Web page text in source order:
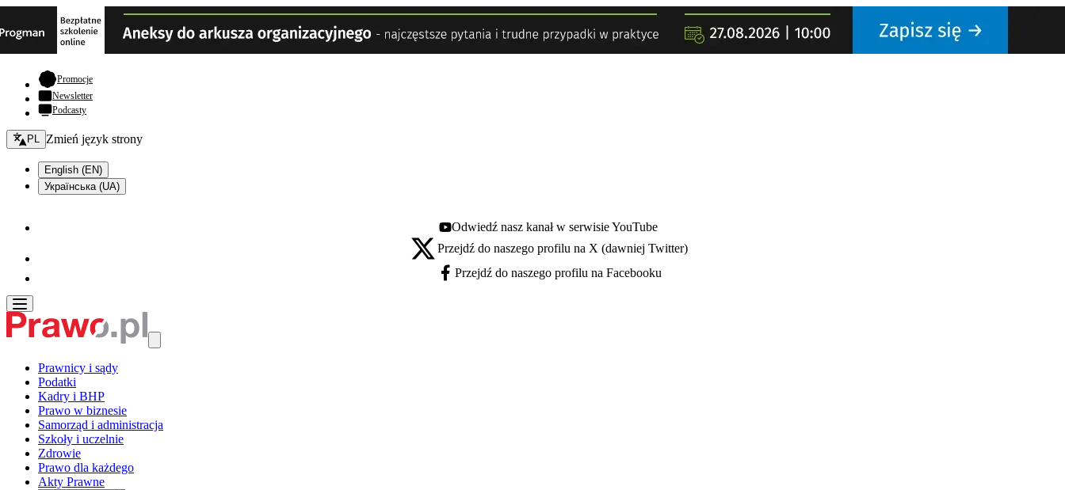
Promocje- otwiera się w nowej karcie
Newsletter
Podcasty
Zmień język - bieżący:
PL Zmień język strony
English (EN)
Українська (UA)
Youtube - otwiera się w nowej karcie
Odwiedź nasz kanał w serwisie YouTube
X - otwiera się w nowej karcie
Przejdź do naszego profilu na X (dawniej Twitter)
Facebook - otwiera się w nowej karcie
Przejdź do naszego profilu na Facebooku
Prawnicy i sądy
Podatki
Kadry i BHP
Prawo w biznesie
Samorząd i administracja
Szkoły i uczelnie
Zdrowie
Prawo dla każdego
Akty Prawne